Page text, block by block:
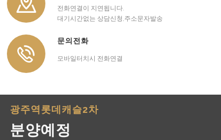
전화연결이 지연됩니다.
대기시간없는 상담신청,주소문자발송
문의전화
모바일터치시 전화연결
광주역롯데캐슬2차
분양예정